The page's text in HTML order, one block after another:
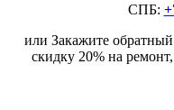
СПБ:
или Закажите
скидку 20% на